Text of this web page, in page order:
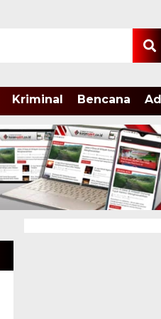
Kriminal Bencana